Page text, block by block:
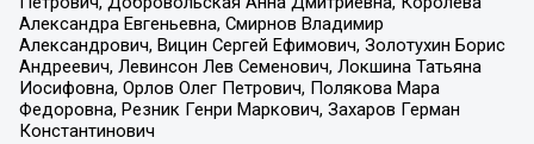
Александра Евгеньевна, Смирнов Владимир
Александрович, Вицин Сергей Ефимович, Золотухин Борис
Андреевич, Левинсон Лев Семенович, Локшина Татьяна
Иосифовна, Орлов Олег Петрович, Полякова Мара
Федоровна, Резник Генри Маркович, Захаров Герман
Константинович